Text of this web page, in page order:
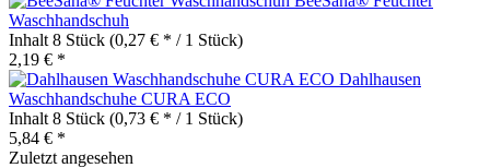
Waschhandschuh
Inhalt 8 Stück (0,27 € * / 1 Stück)
2,19 € *
Dahlhausen
Waschhandschuhe CURA ECO
Inhalt 8 Stück (0,73 € * / 1 Stück)
5,84 € *
Zuletzt angesehen